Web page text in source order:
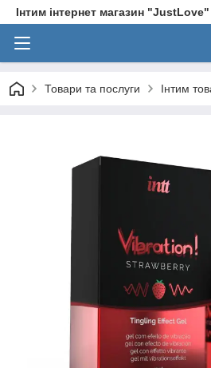
Інтим інтернет магазин "JustLove"
Товари та послуги Інтим